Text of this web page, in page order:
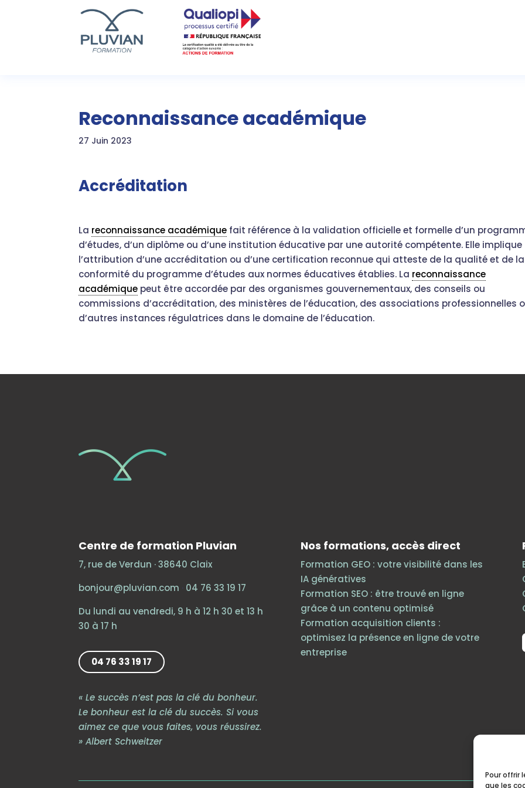
Pour offrir
que les
Reconnaissance académique
27 Juin 2023
Accréditation
La reconnaissance académique fait référence à la validation officielle et formelle d’un
d’études, d’un diplôme ou d’une institution éducative par une autorité compétente. Elle implique
l’attribution d’une accréditation ou d’une certification reconnue qui atteste de la qualité et de la
conformité du programme d’études aux normes éducatives établies. La reconnaissance
académique peut être accordée par des organismes gouvernementaux, des conseils ou
commissions d’accréditation, des ministères de l’éducation, des associations professionnelles
d’autres instances régulatrices dans le domaine de l’éducation.
Centre de formation Pluvian
7, rue de Verdun · 38640 Claix
bonjour@pluvian.com · 04 76 33 19 17
Du lundi au vendredi, 9 h à 12 h 30 et 13 h
30 à 17 h
04 76 33 19 17
« Le succès n’est pas la clé du bonheur.
Le bonheur est la clé du succès. Si vous
aimez ce que vous faites, vous réussirez.
» Albert Schweitzer
Nos formations, accès direct
Formation GEO : votre visibilité dans les
IA génératives
Formation SEO : être trouvé en ligne
grâce à un contenu optimisé
Formation acquisition clients :
optimisez la présence en ligne de votre
entreprise